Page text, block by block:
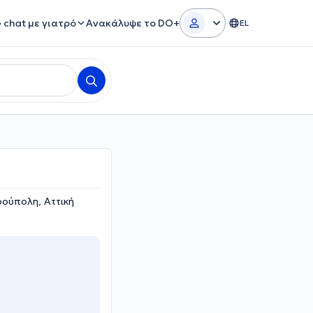
chat με γιατρό Ανακάλυψε το DO+ EL
Αττική